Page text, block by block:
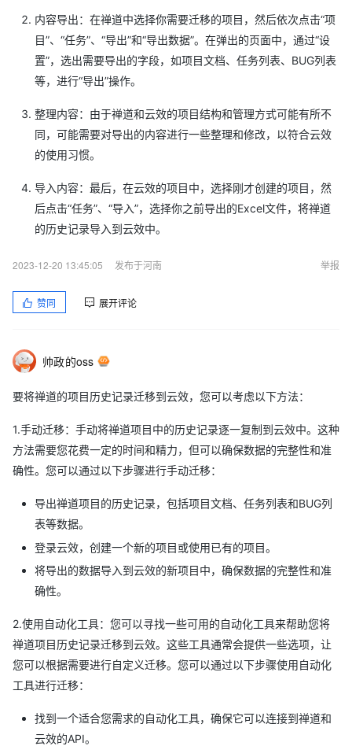
内容导出：在禅道中选择你需要迁移的项目，然后依次点击“项
目”、“任务”、“导出”和“导出数据”。在弹出的页面中，通过“设
置”，选出需要导出的字段，如项目文档、任务列表、BUG列表
等，进行“导出”操作。
整理内容：由于禅道和云效的项目结构和管理方式可能有所不
同，可能需要对导出的内容进行一些整理和修改，以符合云效
的使用习惯。
导入内容：最后，在云效的项目中，选择刚才创建的项目，然
后点击“任务”、“导入”，选择你之前导出的Excel文件，将禅道
的历史记录导入到云效中。
2023-12-20 13:45:05 发布于河南 举报
赞同 展开评论
帅政的oss
要将禅道的项目历史记录迁移到云效，您可以考虑以下方法：
1.手动迁移：手动将禅道项目中的历史记录逐一复制到云效中。这种
方法需要您花费一定的时间和精力，但可以确保数据的完整性和准
确性。您可以通过以下步骤进行手动迁移：
导出禅道项目的历史记录，包括项目文档、任务列表和BUG列
表等数据。
登录云效，创建一个新的项目或使用已有的项目。
将导出的数据导入到云效的新项目中，确保数据的完整性和准
确性。
2.使用自动化工具：您可以寻找一些可用的自动化工具来帮助您将
禅道项目历史记录迁移到云效。这些工具通常会提供一些选项，让
您可以根据需要进行自定义迁移。您可以通过以下步骤使用自动化
工具进行迁移：
找到一个适合您需求的自动化工具，确保它可以连接到禅道和
云效的API。